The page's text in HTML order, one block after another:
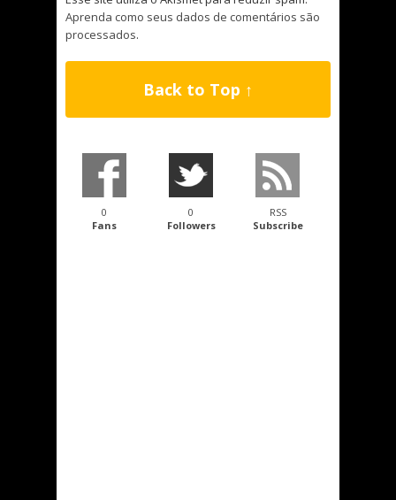
Aprenda como seus dados de comentários são
processados.
Back to Top ↑
0
Fans
0
Followers
RSS
Subscribe